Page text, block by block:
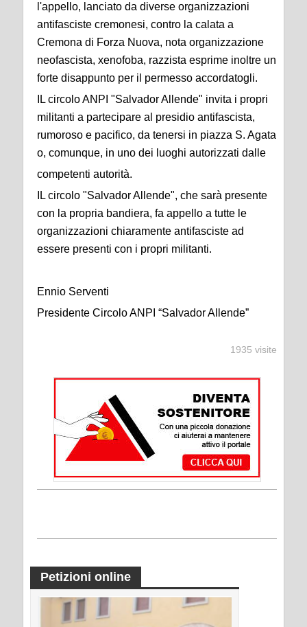
l'appello, lanciato da diverse organizzazioni
antifasciste cremonesi, contro la calata a
Cremona di Forza Nuova, nota organizzazione
neofascista, xenofoba, razzista esprime inoltre un
forte disappunto per il permesso accordatogli.
IL circolo ANPI "Salvador Allende" invita i propri
militanti a partecipare al presidio antifascista,
rumoroso e pacifico, da tenersi in piazza S. Agata
o, comunque, in uno dei luoghi autorizzati dalle
competenti autorità.
IL circolo "Salvador Allende", che sarà presente
con la propria bandiera, fa appello a tutte le
organizzazioni chiaramente antifasciste ad
essere presenti con i propri militanti.
Ennio Serventi
Presidente Circolo ANPI “Salvador Allende”
1935 visite
Petizioni online